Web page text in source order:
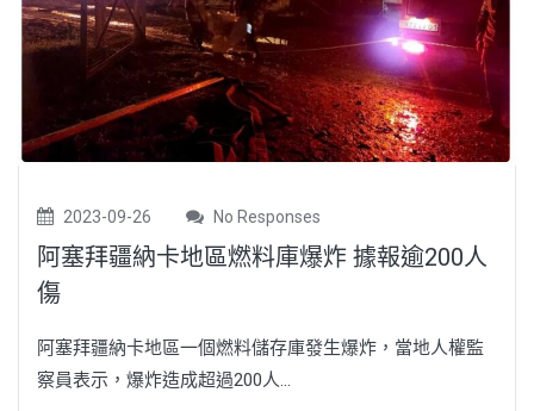
2023-09-26 No Responses
阿塞拜疆納卡地區燃料庫爆炸 據報逾200人
傷
阿塞拜疆納卡地區一個燃料儲存庫發生爆炸，當地人權監
察員表示，爆炸造成超過200人...